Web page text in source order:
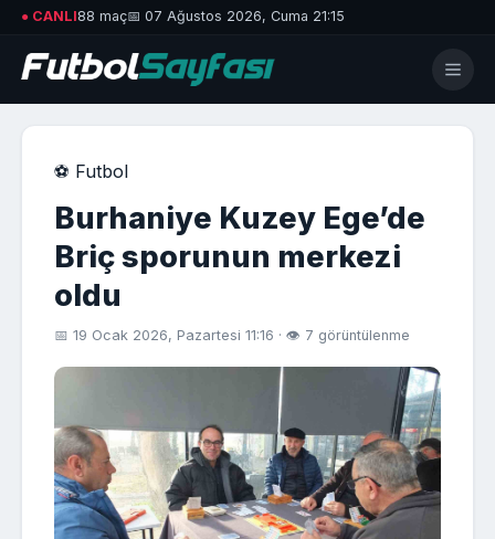
● CANLI88 maç📅 07 Ağustos 2026, Cuma 21:15
⚽ Futbol
Burhaniye Kuzey Ege’de
Briç sporunun merkezi
oldu
📅 19 Ocak 2026, Pazartesi 11:16 · 👁 7 görüntülenme